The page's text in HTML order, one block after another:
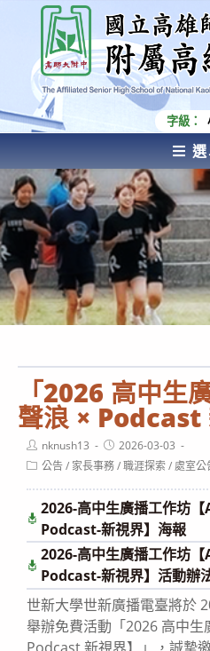
內
容
國立高雄師範大學附屬高級中學
High School of National
University
字級：
AFFILIATED SENIOR
KAOHSIUNG
「2026 高中生
聲浪 × Podcast
Post
author:
nknush13
Post
published:
2026-03-03
Post公告/ 家長事務/職涯探索/處室公
2026-高中生廣播工作坊【
Podcast-新視界】海報
2026-高中生廣播工作坊【
Podcast-新視界】活動辦
世新大學世新廣播電臺將於
舉辦免費活動「2026 高中生
Podcast 新視界】」，誠摯